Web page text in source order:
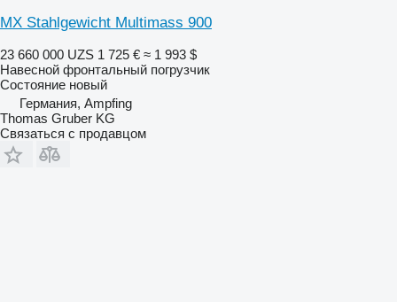
MX Stahlgewicht Multimass 900
23 660 000 UZS 1 725 € ≈ 1 993 $
Навесной фронтальный погрузчик
Состояние новый
Германия, Ampfing
Thomas Gruber KG
Связаться с продавцом